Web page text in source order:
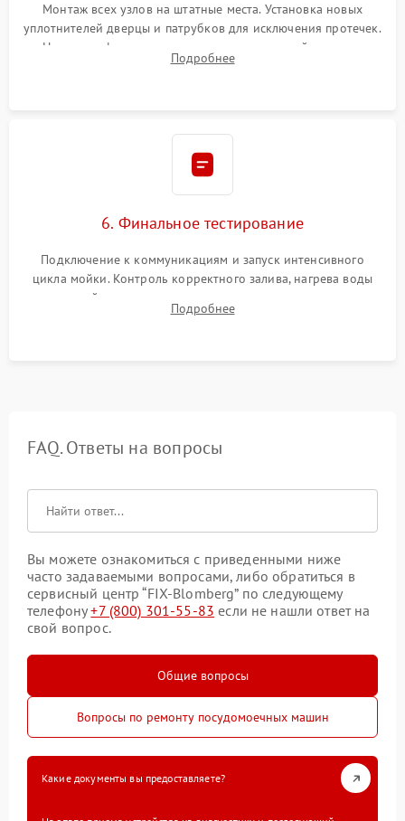
Монтаж всех узлов на штатные места. Установка новых
уплотнителей дверцы и патрубков для исключения протечек.
Надежная фиксация хомутов гидравлической системы,
сборка корпуса и установка датчика поплавка.
Подробнее
6. Финальное тестирование
Подключение к коммуникациям и запуск интенсивного
цикла мойки. Контроль корректного залива, нагрева воды
до нужной температуры, отсутствия посторонних шумов,
штатного слива и абсолютной сухости в поддоне.
Подробнее
FAQ. Ответы на вопросы
Вы можете ознакомиться с приведенными ниже
часто задаваемыми вопросами, либо обратиться в
сервисный центр “FIX-Blomberg” по следующему
телефону+7 (800) 301-55-83 если не нашли ответ на
свой вопрос.
Общие вопросы
Вопросы по ремонту посудомоечных машин
Какие документы вы предоставляете?